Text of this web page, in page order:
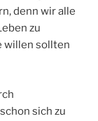
denn wir alle
zu
willen sollten
sich zu